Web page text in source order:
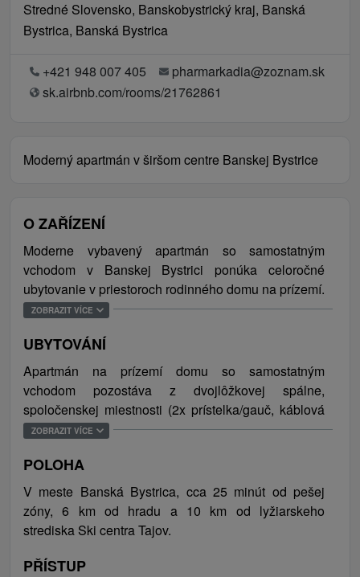
Stredné Slovensko, Banskobystrický kraj, Banská
Bystrica, Banská Bystrica
+421 948 007 405
pharmarkadia@zoznam.sk
sk.airbnb.com/rooms/21762861
Moderný apartmán v širšom centre Banskej Bystrice
O ZAŘÍZENÍ
Moderne vybavený apartmán so samostatným
vchodom v Banskej Bystrici ponúka celoročné
ubytovanie v priestoroch rodinného domu na prízemí.
Bonusom ubytovania je garáž na úschovu bicyklov a
terase. V celom objekte je bezplatné WiFi pripojenie
na internet a parkovisko zabezpečené priamo pri
objekte.
Banská Bystrica leží na severnom konci Zvolenskej
kotliny v obklopení Kremnických a Starohorských
vrchov, či masívu Poľany a Rudohorských vrchov a
ktorýmkoľvek smerom a okolitá príroda, kolorit
krajiny, jej krásy, úchvatné výhľady a tajomné zákutia
prekvapia tým najlepším možným spôsobom.
Samotné mesto ponúka prehliadku historických
ZOBRAZIT VÍCE
UBYTOVÁNÍ
Apartmán na prízemí domu so samostatným
vchodom pozostáva z dvojlôžkovej spálne,
spoločenskej miestnosti (2x prístelka/gauč, káblová
TV, rádio, vchod na terasu), plne vybavenej kuchyne
umývadlom a sprchovým kútom). Celková kapacita
ubytovania sú 4 osoby (2 lôžka, 2 prístelky).
ZOBRAZIT VÍCE
POLOHA
V meste Banská Bystrica, cca 25 minút od pešej
zóny, 6 km od hradu a 10 km od lyžiarskeho
strediska Ski centra Tajov.
PŘÍSTUP